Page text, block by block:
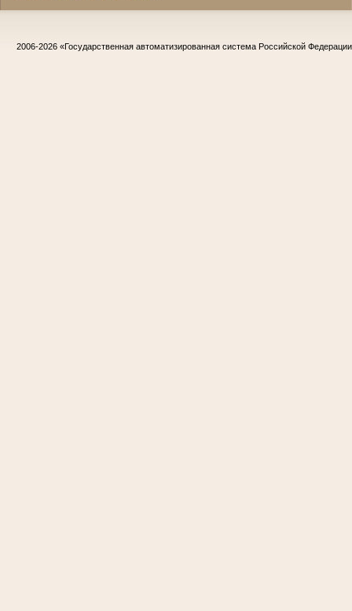
2006-2026 «Государственная автоматизированная система Российской